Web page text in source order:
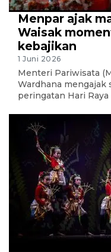
Menpar ajak
Waisak
kebajikan
1 Juni 2026
Menteri Pariwisata
Wardhana mengajak
peringatan Hari Raya